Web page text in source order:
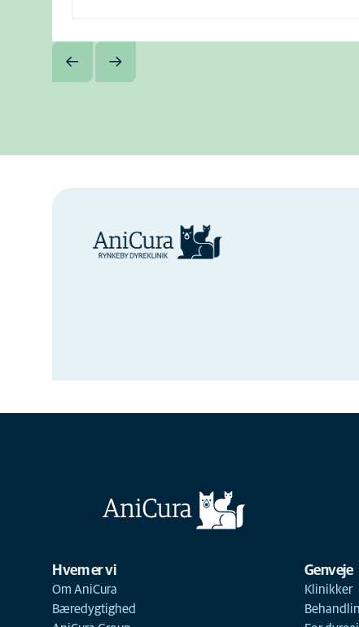
Hvem er vi
Om AniCura
Bæredygtighed
Genveje
Klinikker